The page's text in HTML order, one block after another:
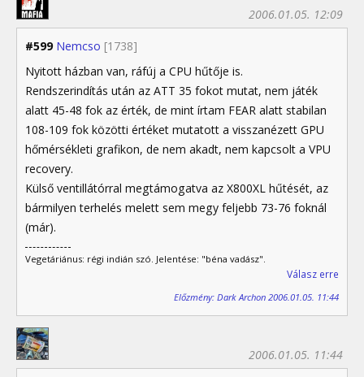
#599 Nemcso [1738]
2006.01.05. 12:09
Nyitott házban van, ráfúj a CPU hűtője is.
Rendszerindítás után az ATT 35 fokot mutat, nem játék
alatt 45-48 fok az érték, de mint írtam FEAR alatt stabilan
108-109 fok közötti értéket mutatott a visszanézett GPU
hőmérsékleti grafikon, de nem akadt, nem kapcsolt a VPU
recovery.
Külső ventillátórral megtámogatva az X800XL hűtését, az
bármilyen terhelés melett sem megy feljebb 73-76 foknál
(már).
Vegetáriánus: régi indián szó. Jelentése: "béna vadász".
Válasz erre
Előzmény: Dark Archon 2006.01.05. 11:44
2006.01.05. 11:44